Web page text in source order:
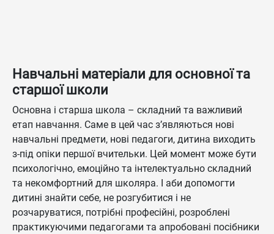
Навчальні матеріали для основної та
старшої школи
Основна і старша школа – складний та важливий
етап навчання. Саме в цей час з’являються нові
навчальні предмети, нові педагоги, дитина виходить
з-під опіки першої вчительки. Цей момент може бути
психологічно, емоційно та інтелектуально складний
та некомфортний для школяра. І аби допомогти
дитині знайти себе, не розгубитися і не
розчаруватися, потрібні професійні, розроблені
практикуючими педагогами та апробовані посібники